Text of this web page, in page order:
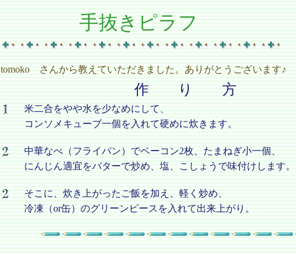
手抜きピラフ
tomoko さんから教えていただきました。ありがとうございます♪
作 り 方
米二合をやや水を少なめにして、
コンソメキューブ一個を入れて硬めに炊きます。
中華なべ（フライパン）でベーコン2枚、たまねぎ小一個、
にんじん適宜をバターで炒め、塩、こしょうで味付けします。
そこに、炊き上がったご飯を加え、軽く炒め、
冷凍（or缶）のグリーンピースを入れて出来上がり。